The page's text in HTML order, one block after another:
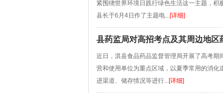
紧围绕世界环境日践行绿色生活这一主题，
县长于6月4日作了主题电...[详细]
县药监局对高招考点及其周边地
近日，淇县食品药品监督管理局开展了高考
营和使用单位为重点区域，以夏季常用的消
进渠道、储存情况等进行...[详细]